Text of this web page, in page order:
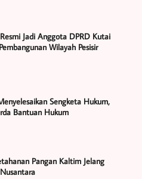
Jadi Anggota DPRD Kutai
Wilayah Pesisir
Sengketa Hukum,
Bantuan Hukum
Pangan Kaltim Jelang